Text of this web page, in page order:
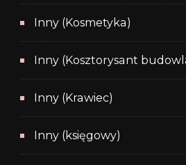
Inny (Kosmetyka)
Inny (Kosztorysant
Inny (Krawiec)
Inny (księgowy)